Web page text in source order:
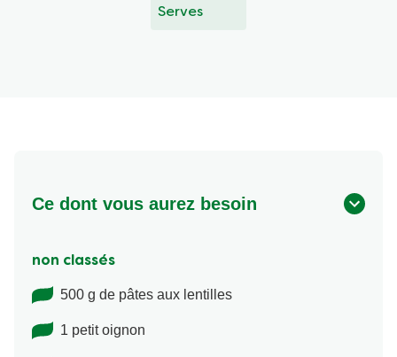
Serves
Ce dont vous aurez besoin
non classés
500 g de pâtes aux lentilles
1 petit oignon